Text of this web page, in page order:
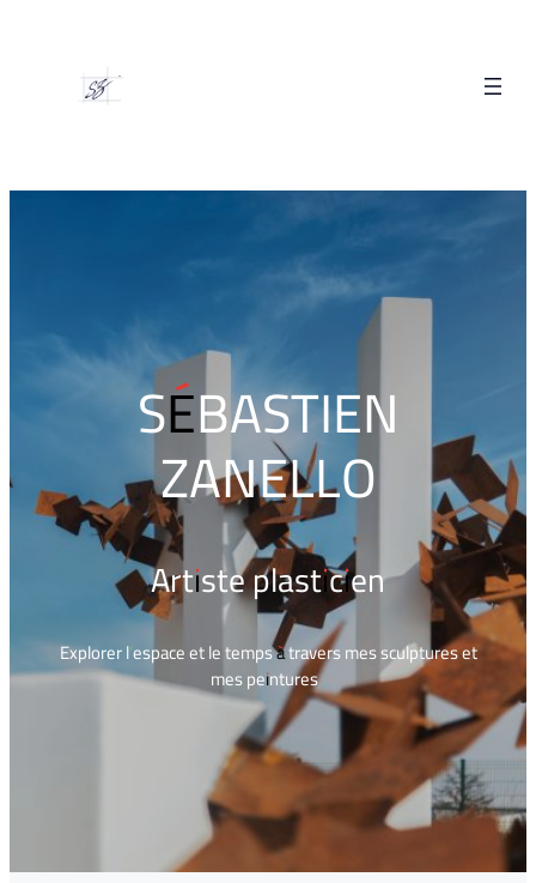
SÉBASTIEN
ZANELLO
Artiste plasticien
Explorer l’espace et le temps à travers mes sculptures et
mes peintures .